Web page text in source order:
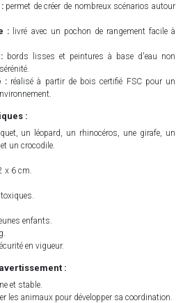
permet de créer de nombreux scénarios autour
: livré avec un pochon de rangement facile à
bords lisses et peintures à base d'eau non
:réalisé à partir de bois certifié FSC pour un
:
un léopard, un rhinocéros, une girafe, un
un crocodile.
x 6 cm.
enfants.
en vigueur.
:
et stable.
les animaux pour développer sa coordination.